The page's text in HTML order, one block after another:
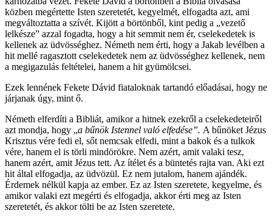
közben megértette Isten szeretetét, kegyelmét, elfogadta azt, ami
megváltoztatta a szívét. Kijött a börtönből, kint pedig a „vezető
lelkésze” azzal fogadta, hogy a hit semmit nem ér, cselekedetek is
kellenek az üdvösséghez. Németh nem érti, hogy a Jakab levélben a
hit mellé ragasztott cselekedetek nem az üdvösséghez kellenek, nem
a megigazulás feltételei, hanem a hit gyümölcsei.
Ezek lennének Fekete Dávid fiataloknak tartandó előadásai, hogy ne
járjanak úgy, mint ő.
Németh elferdíti a Bibliát, amikor a hitnek ezekről a cselekedeteiről
azt mondja, hogy „a bűnök Istennel való elfedése”. A bűnöket Jézus
Krisztus vére fedi el, sőt nemcsak elfedi, mint a bakok és a tulkok
vére, hanem el is törli mindörökre. Nem azért, amit valaki tesz,
hanem azért, amit Jézus tett. Az ítélet és a büntetés rajta van. Aki ezt
hit által elfogadja, az üdvözül. Ez nem jutalom, hanem ajándék.
Érdemek nélkül kapja az ember. Ez az Isten szeretete, kegyelme, és
amikor valaki ezt megérti és elfogadja, akkor érti meg az Isten
szeretetét, és akkor tölti be az Isten szeretete.